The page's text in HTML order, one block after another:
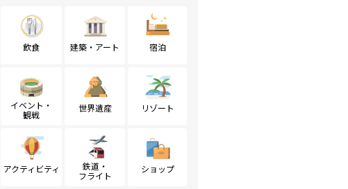
飲食 建築・アート 宿泊
イベント・
観戦
世界遺産 リゾート
アクティビティ
鉄道・
フライト
ショップ